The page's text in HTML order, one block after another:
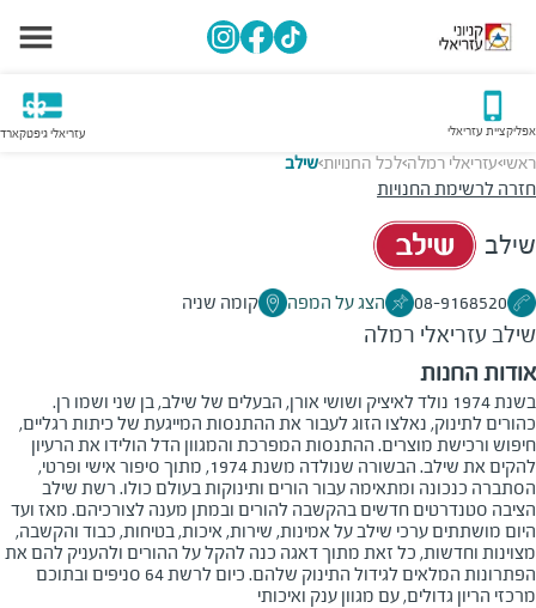
אפליקציית עזריאלי עזריאלי גיפטקארד
ראשי>עזריאלי רמלה>לכל החנויות>שילב
חזרה לרשימת החנויות
שילב
08-9168520 הצג על המפה קומה שניה
שילבעזריאלי רמלה
אודות החנות
בשנת 1974 נולד לאיציק ושושי אורן, הבעלים של שילב, בן שני ושמו רן.
כהורים לתינוק, נאלצו הזוג לעבור את ההתנסות המייגעת של כיתות רגליים,
חיפוש ורכישת מוצרים. ההתנסות המפרכת והמגוון הדל הולידו את הרעיון
להקים את שילב. הבשורה שנולדה משנת 1974, מתוך סיפור אישי ופרטי,
הסתברה כנכונה ומתאימה עבור הורים ותינוקות בעולם כולו. רשת שילב
הציבה סטנדרטים חדשים בהקשבה להורים ובמתן מענה לצורכיהם. מאז ועד
היום מושתתים ערכי שילב על אמינות, שירות, איכות, בטיחות, כבוד והקשבה,
מצוינות וחדשות, כל זאת מתוך דאגה כנה להקל על ההורים ולהעניק להם את
הפתרונות המלאים לגידול התינוק שלהם. כיום לרשת 64 סניפים ובתוכם
מרכזי הריון גדולים, עם מגוון ענק ואיכותי